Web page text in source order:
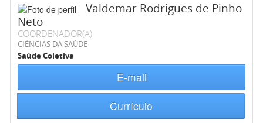
Valdemar Rodrigues de Pinho
Neto
COORDENADOR(A)
CIÊNCIAS DA SAÚDE
Saúde Coletiva
E-mail
Currículo